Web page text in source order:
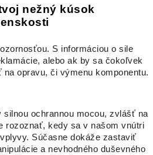
nežný kúsok
S informáciou o sile
alebo ak by sa čokoľvek
opravu, či výmenu komponentu.
silnou ochrannou mocou, zvlášť na
rozoznať, kedy sa v našom vnútri
Súčasne dokáže zastaviť
a nevhodného duševného